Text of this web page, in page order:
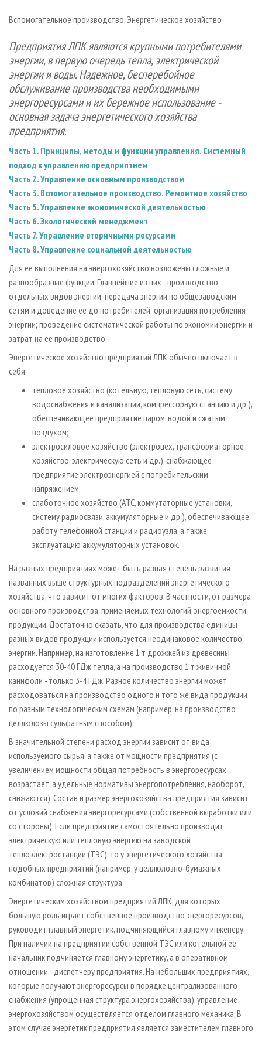
ПРОИЗВОДСТВО ДРЕВЕСНЫХ ПЛИТ
ДЕРЕВЯННОЕ ДОМОСТРОЕНИЕ
ПРОИЗВОДСТВО МЕБЕЛИ
БИОЭНЕРГЕТИКА
ЦБП
ИНСТРУМЕНТ И МАТЕРИАЛЫ
МОБИЛЬНЫЕ ВЫСТАВКИ
ОФИЦИАЛЬНЫЕ ДЕЛЕГАЦИИ
ПРИОРИТЕТНЫЕ ИНВЕСТПРОЕКТЫ
RUSSIAN FORESTRY REVIEW
ГАЗЕТА ЛЕСПРОМФОРУМ
БИБЛИОТЕКА СПЕЦИАЛИСТА
Вспомогательное производство. Энергетическое хозяйство
Предприятия ЛПК являются крупными потребителями
энергии, в первую очередь тепла, электрической
энергии и воды. Надежное, бесперебойное
обслуживание производства необходимыми
энергоресурсами и их бережное использование -
основная задача энергетического хозяйства
предприятия.
Часть 1. Принципы, методы и функции управления. Системный
подход к управлению предприятием
Часть 2. Управление основным производством
Часть 3. Вспомогательное производство. Ремонтное хозяйство
Часть 5. Управление экономической деятельностью
Часть 6. Экологический менеджмент
Часть 7. Управление вторичными ресурсами
Часть 8. Управление социальной деятельностью
Для ее выполнения на энергохозяйство возложены сложные и
разнообразные функции. Главнейшие из них - производство
отдельных видов энергии; передача энергии по общезаводским
сетям и доведение ее до потребителей; организация потребления
энергии; проведение систематической работы по экономии энергии и
затрат на ее производство.
Энергетическое хозяйство предприятий ЛПК обычно включает в
себя:
тепловое хозяйство (котельную, тепловую сеть, систему
водоснабжения и канализации, компрессорную станцию и др.),
обеспечивающее предприятие паром, водой и сжатым
воздухом;
электросиловое хозяйство (электроцех, трансформаторное
хозяйство, электрическую сеть и др.), снабжающее
предприятие электроэнергией с потребительским
напряжением;
слаботочное хозяйство (АТС, коммутаторные установки,
систему радиосвязи, аккумуляторные и др.), обеспечивающее
работу телефонной станции и радиоузла, а также
эксплуатацию аккумуляторных установок.
На разных предприятиях может быть разная степень развития
названных выше структурных подразделений энергетического
хозяйства, что зависит от многих факторов. В частности, от размера
основного производства, применяемых технологий, энергоемкости
продукции. Достаточно сказать, что для производства единицы
разных видов продукции используется неодинаковое количество
энергии. Например, на изготовление 1 т дрожжей из древесины
расходуется 30-40 ГДж тепла, а на производство 1 т живичной
канифоли - только 3-4 ГДж. Разное количество энергии может
расходоваться на производство одного и того же вида продукции
по разным технологическим схемам (например, на производство
целлюлозы сульфатным способом).
В значительной степени расход энергии зависит от вида
используемого сырья, а также от мощности предприятия (с
увеличением мощности общая потребность в энергоресурсах
возрастает, а удельные нормативы энергопотребления, наоборот,
снижаются). Состав и размер энергохозяйства предприятия зависит
от условий снабжения энергоресурсами (собственной выработки или
со стороны). Если предприятие самостоятельно производит
электрическую или тепловую энергию на заводской
теплоэлектростанции (ТЭС), то у энергетического хозяйства
подобных предприятий (например, у целлюлозно-бумажных
комбинатов) сложная структура.
Энергетическим хозяйством предприятий ЛПК, для которых
большую роль играет собственное производство энергоресурсов,
руководит главный энергетик, подчиняющийся главному инженеру.
При наличии на предприятии собственной ТЭС или котельной ее
начальник подчиняется главному энергетику, а в оперативном
отношении - диспетчеру предприятия. На небольших предприятиях,
которые получают энергоресурсы в порядке централизованного
снабжения (упрощенная структура энергохозяйства), управление
энергохозяйством осуществляется отделом главного механика. В
этом случае энергетик предприятия является заместителем главного